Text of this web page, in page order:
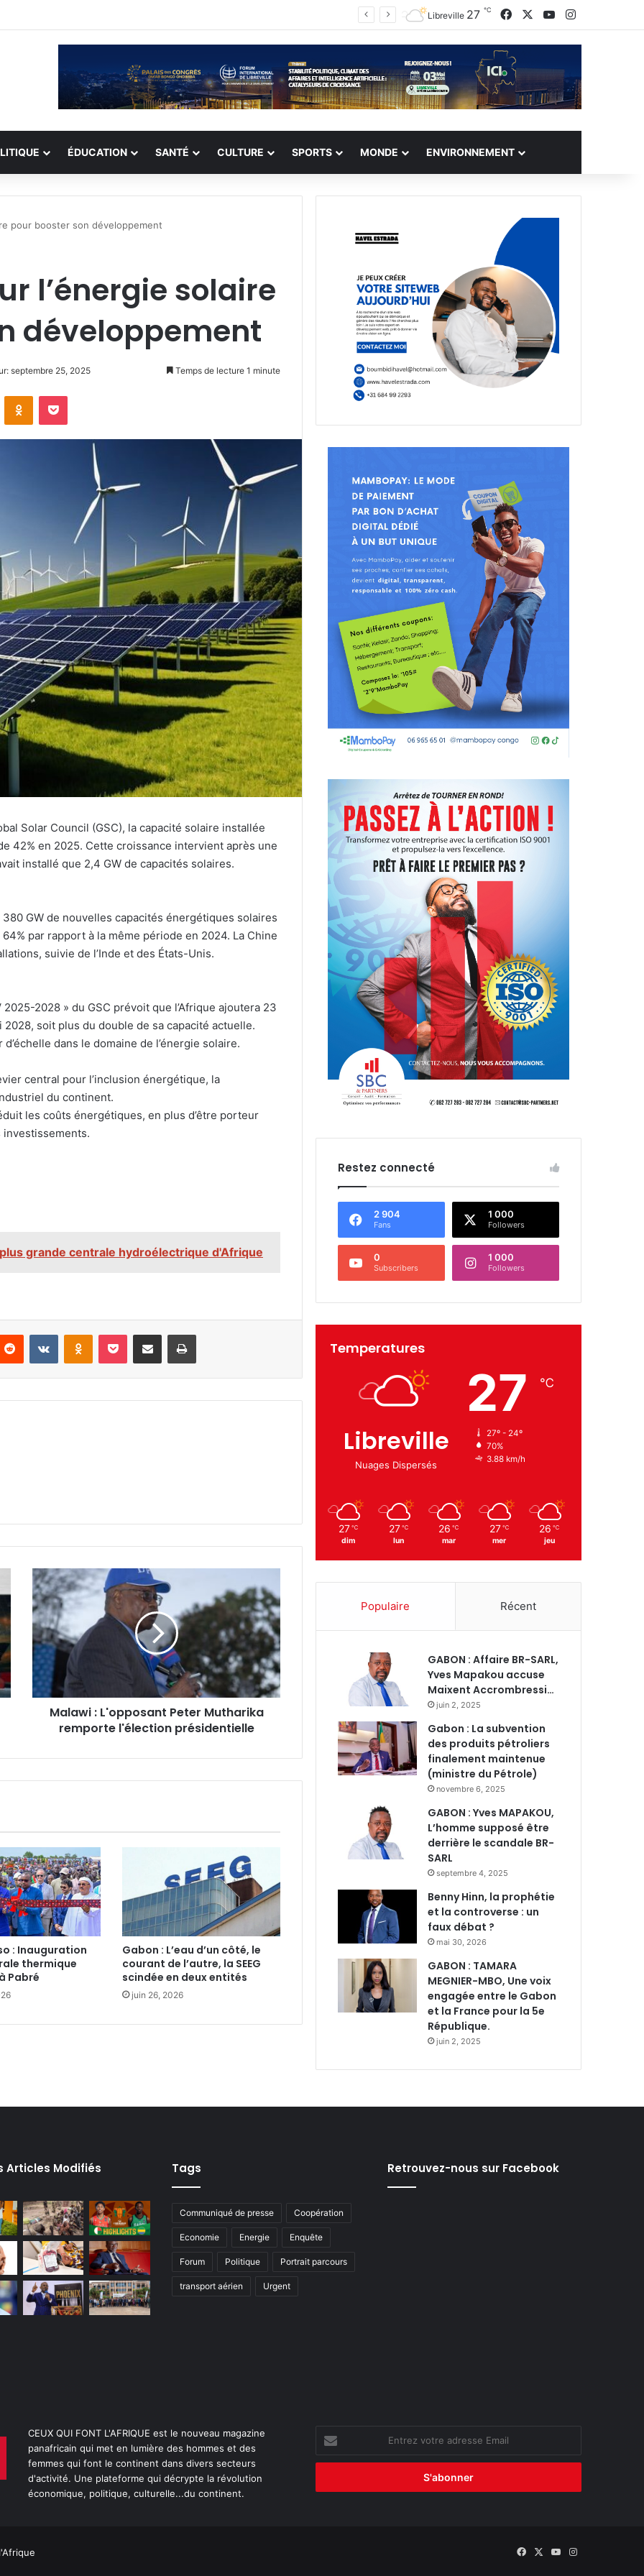
de 308 otages, mais les enlèvements perdurent Libreville 27 ℃ FacebookYouTubeInstagram
ÉDUCATION SANTÉ CULTURE SPORTS MONDE ENVIRONNEMENT
pour booster son développement
l’énergie solaire
développement
septembre 25, 2025 Temps de lecture 1 minute
Odnoklassniki
Pocket
Solar Council (GSC), la capacité solaire installée
42% en 2025. Cette croissance intervient après une
installé que 2,4 GW de capacités solaires.
GW de nouvelles capacités énergétiques solaires
par rapport à la même période en 2024. La Chine
suivie de l’Inde et des États-Unis.
2028 » du GSC prévoit que l’Afrique ajoutera 23
soit plus du double de sa capacité actuelle.
dans le domaine de l’énergie solaire.
central pour l’inclusion énergétique, la
du continent.
les coûts énergétiques, en plus d’être porteur
investissements.
grande centrale hydroélectrique d'Afrique
Reddit VKontakteOdnoklassniki
Pocket Partager par email Imprimer
Malawi
:
L'opposant
Peter
Mutharika
remporte
l'élection
présidentielle
Malawi : L'opposant Peter Mutharika
remporte l'élection présidentielle
: Inauguration
thermique
Pabré
‎Gabon : L’eau d’un côté, le
courant de l’autre, la SEEG
scindée en deux entités
juin 26, 2026
Restez connecté
2 904
Fans
1 000
Followers
0
Subscribers
1 000
Followers
Temperatures
Libreville
Nuages Dispersés
27 ℃
27º - 24º
70%
3.88 km/h
27 ℃
dim
27 ℃
lun
26 ℃
mar
27 ℃
mer
26 ℃
jeu
Populaire Récent
GABON : Affaire BR-SARL,
Yves Mapakou accuse
Maixent Accrombressi…
juin 2, 2025
Gabon : La subvention
des produits pétroliers
finalement maintenue
(ministre du Pétrole)
novembre 6, 2025
GABON : Yves MAPAKOU,
L’homme supposé être
derrière le scandale BR-
SARL
septembre 4, 2025
Benny Hinn, la prophétie
et la controverse : un
faux débat ?
mai 30, 2026
GABON : TAMARA
MEGNIER-MBO, Une voix
engagée entre le Gabon
et la France pour la 5e
République.
juin 2, 2025
Articles Modifiés Tags
Communiqué de presse Coopération
Economie Energie Enquête
Forum Politique Portrait parcours
transport aérien Urgent
Retrouvez-nous sur Facebook
CEUX QUI FONT L'AFRIQUE est le nouveau magazine
panafricain qui met en lumière des hommes et des
femmes qui font le continent dans divers secteurs
d'activité. Une plateforme qui décrypte la révolution
économique, politique, culturelle...du continent.
votre
adresse
Facebook
X YouTubeInstagram